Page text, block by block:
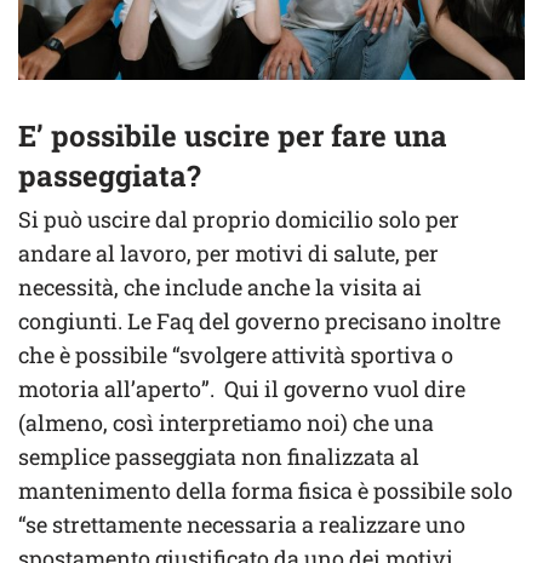
E’ possibile uscire per fare una
passeggiata?
Si può uscire dal proprio domicilio solo per
andare al lavoro, per motivi di salute, per
necessità, che include anche la visita ai
congiunti. Le Faq del governo precisano inoltre
che è possibile “svolgere attività sportiva o
motoria all’aperto”. Qui il governo vuol dire
(almeno, così interpretiamo noi) che una
semplice passeggiata non finalizzata al
mantenimento della forma fisica è possibile solo
“se strettamente necessaria a realizzare uno